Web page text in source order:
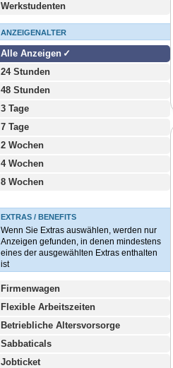
Werkstudenten
ANZEIGENALTER
Alle Anzeigen
24 Stunden
48 Stunden
3 Tage
7 Tage
2 Wochen
4 Wochen
8 Wochen
EXTRAS / BENEFITS
Wenn Sie Extras auswählen, werden nur
Anzeigen gefunden, in denen mindestens
eines der ausgewählten Extras enthalten
ist
Firmenwagen
Flexible Arbeitszeiten
Betriebliche Altersvorsorge
Sabbaticals
Jobticket